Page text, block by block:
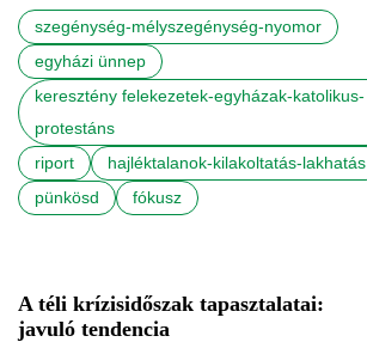
szegénység-mélyszegénység-nyomor
egyházi ünnep
keresztény felekezetek-egyházak-katolikus-
protestáns
riport
hajléktalanok-kilakoltatás-lakhatás
pünkösd
fókusz
A téli krízisidőszak tapasztalatai:
javuló tendencia